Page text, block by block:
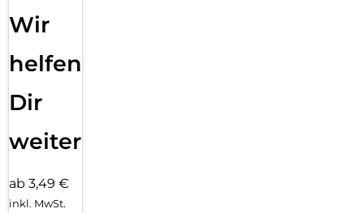
Wir
helfen
Dir
weiter
ab 3,49 €
inkl. MwSt.